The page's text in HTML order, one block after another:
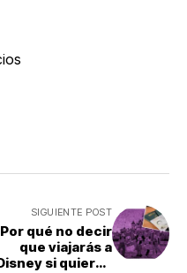
SIGUIENTE POST
qué no decir
que viajarás a
si quieres